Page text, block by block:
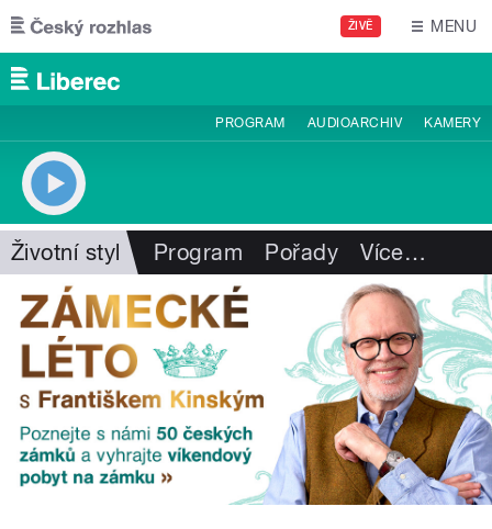
Přejít k hlavnímu obsahu
ŽIVĚ MENU
PROGRAM AUDIOARCHIV KAMERY
Životní styl Program Pořady Více…